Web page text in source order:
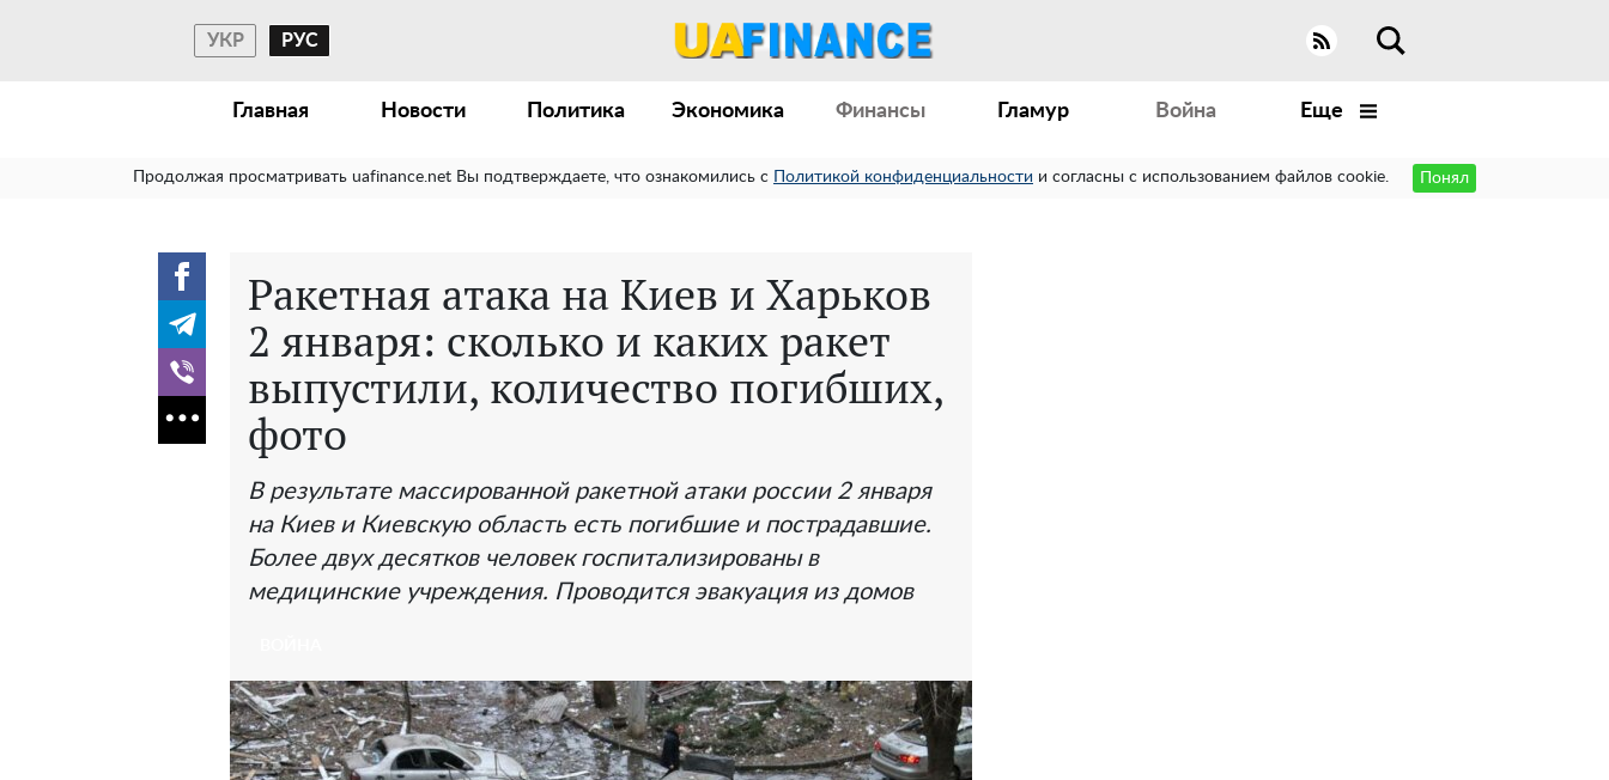
УКР РУС
Главная Новости Политика Экономика Финансы Гламур Война Еще
Продолжая просматривать uafinance.net Вы подтверждаете, что ознакомились с Политикой конфиденциальности и согласны с использованием файлов cookie. Понял
Ракетная атака на Киев и Харьков
2 января: сколько и каких ракет
выпустили, количество погибших,
фото
В результате массированной ракетной атаки россии 2 января
на Киев и Киевскую область есть погибшие и пострадавшие.
Более двух десятков человек госпитализированы в
медицинские учреждения. Проводится эвакуация из домов